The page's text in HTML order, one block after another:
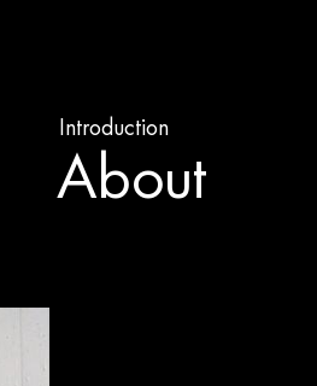
Introduction
About